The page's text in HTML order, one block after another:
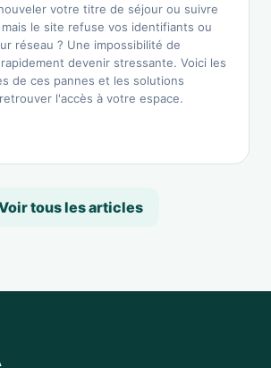
votre titre de séjour ou suivre
le site refuse vos identifiants ou
réseau ? Une impossibilité de
devenir stressante. Voici les
de ces pannes et les solutions
l'accès à votre espace.
tous les articles